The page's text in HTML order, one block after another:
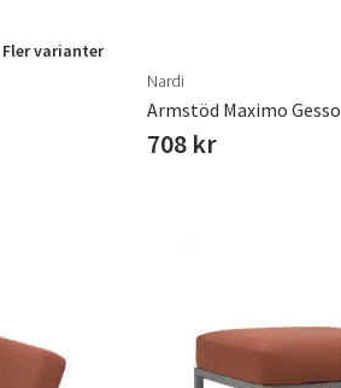
Fler varianter
Nardi
Armstöd Maximo Gesso
708 kr